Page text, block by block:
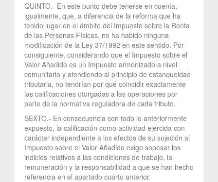
QUINTO.- En este punto debe tenerse en cuenta,
igualmente, que, a diferencia de la reforma que ha
tenido lugar en el ámbito del Impuesto sobre la Renta
de las Personas Físicas, no ha habido ninguna
modificación de la Ley 37/1992 en este sentido. Por
consiguiente, considerando que el Impuesto sobre el
Valor Añadido es un Impuesto armonizado a nivel
comunitario y atendiendo al principio de estanqueidad
tributaria, no tendrían por qué coincidir exactamente
las calificaciones otorgadas a las operaciones por
parte de la normativa reguladora de cada tributo.
SEXTO.- En consecuencia con todo lo anteriormente
expuesto, la calificación como actividad ejercida con
carácter independiente a los efectos de su sujeción al
Impuesto sobre el Valor Añadido exige sopesar los
indicios relativos a las condiciones de trabajo, la
remuneración y la responsabilidad a que se han hecho
referencia en el apartado cuarto anterior.